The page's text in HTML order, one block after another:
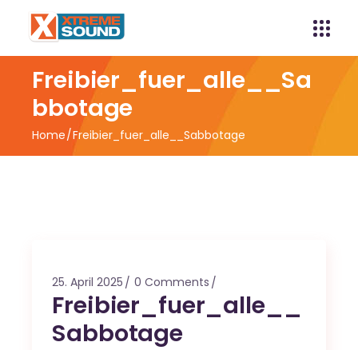
Freibier_fuer_alle__Sa
bbotage
Home Freibier_fuer_alle__Sabbotage
25. April 2025 0 Comments
Freibier_fuer_alle__
Sabbotage